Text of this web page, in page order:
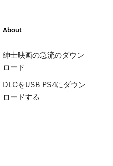
About
紳士映画の急流のダウン
ロード
DLCをUSB PS4にダウン
ロードする